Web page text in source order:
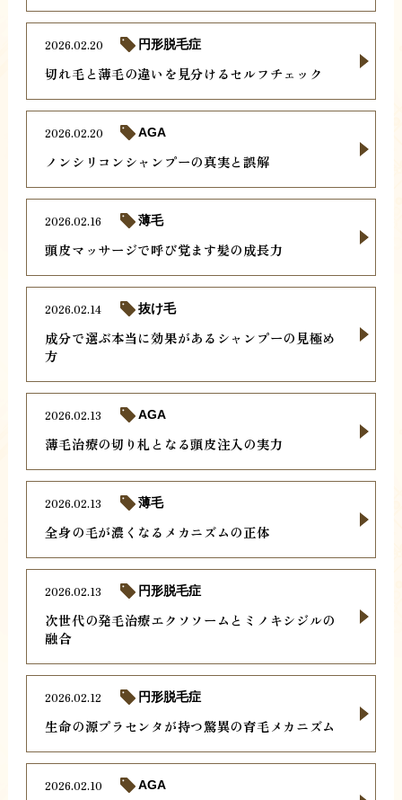
切れ毛と薄毛の違いを見分けるセルフチェック
2026.02.20 円形脱毛症
ノンシリコンシャンプーの真実と誤解
2026.02.20 AGA
頭皮マッサージで呼び覚ます髪の成長力
2026.02.16 薄毛
成分で選ぶ本当に効果があるシャンプーの見極め
方
2026.02.14 抜け毛
薄毛治療の切り札となる頭皮注入の実力
2026.02.13 AGA
全身の毛が濃くなるメカニズムの正体
2026.02.13 薄毛
次世代の発毛治療エクソソームとミノキシジルの
融合
2026.02.13 円形脱毛症
生命の源プラセンタが持つ驚異の育毛メカニズム
2026.02.12 円形脱毛症
2026.02.10 AGA